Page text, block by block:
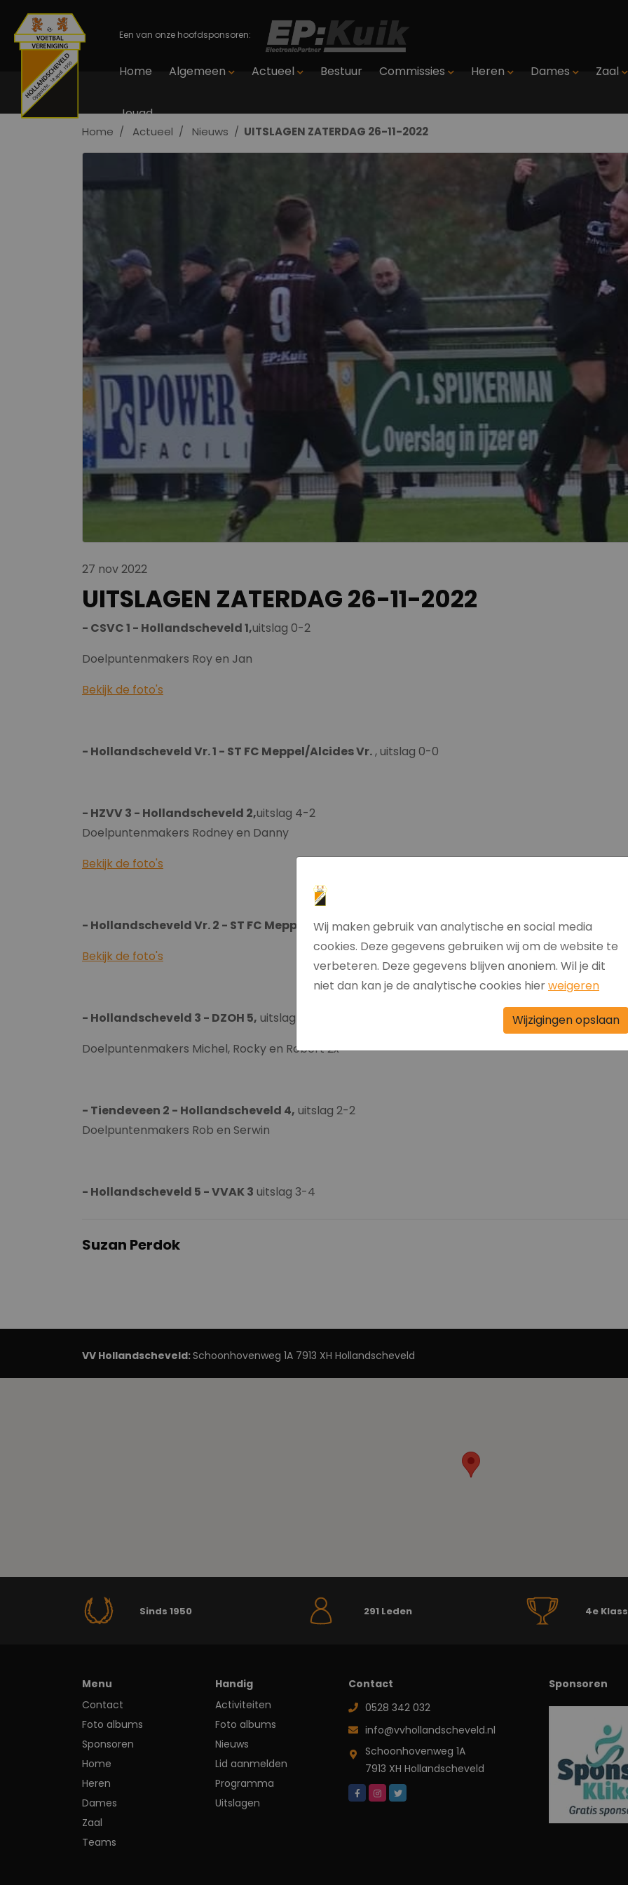
Een van onze hoofdsponsoren:
Home Algemeen Actueel Bestuur Commissies Heren Dames Zaal
Jeugd
Home Actueel Nieuws UITSLAGEN ZATERDAG 26-11-2022
27 nov 2022
UITSLAGEN ZATERDAG 26-11-2022
- CSVC 1 - Hollandscheveld 1,uitslag 0-2
Doelpuntenmakers Roy en Jan
Bekijk de foto's
- Hollandscheveld Vr. 1 - ST FC Meppel/Alcides Vr., uitslag 0-0
- HZVV 3 - Hollandscheveld 2,uitslag 4-2
Doelpuntenmakers Rodney en Danny
Bekijk de foto's
- Hollandscheveld Vr. 2 - ST FC Meppel/Alcides Vr. 3,uitslag 0-1
Bekijk de foto's
- Hollandscheveld 3 - DZOH 5, uitslag 4-2
Doelpuntenmakers Michel, Rocky en Robert 2x
- Tiendeveen 2 - Hollandscheveld 4, uitslag 2-2
Doelpuntenmakers Rob en Serwin
- Hollandscheveld 5 - VVAK 3 uitslag 3-4
Suzan Perdok
VV Hollandscheveld:Schoonhovenweg 1A 7913 XH Hollandscheveld
Sinds 1950 291 Leden 4e
Menu
Contact
Foto albums
Sponsoren
Home
Heren
Dames
Zaal
Teams
Handig
Activiteiten
Foto albums
Nieuws
Lid aanmelden
Programma
Uitslagen
Contact
0528 342 032
info@vvhollandscheveld.nl
Schoonhovenweg 1A
7913 XH Hollandscheveld
Sponsoren
Wij maken gebruik van analytische en social media
cookies. Deze gegevens gebruiken wij om de website te
verbeteren. Deze gegevens blijven anoniem. Wil je dit
niet dan kan je de analytische cookies hierweigeren
Wijzigingen opslaan